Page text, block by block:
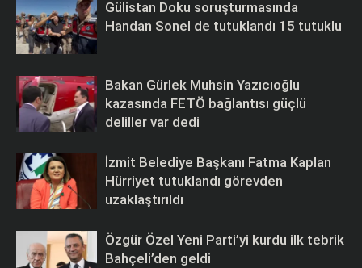
Gülistan Doku soruşturmasında
Handan Sonel de tutuklandı 15 tutuklu
Bakan Gürlek Muhsin Yazıcıoğlu
kazasında FETÖ bağlantısı güçlü
deliller var dedi
İzmit Belediye Başkanı Fatma Kaplan
Hürriyet tutuklandı görevden
uzaklaştırıldı
Özgür Özel Yeni Parti’yi kurdu ilk tebrik
Bahçeli’den geldi